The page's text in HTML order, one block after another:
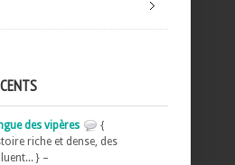
des vipères
{
riche et dense, des
} –